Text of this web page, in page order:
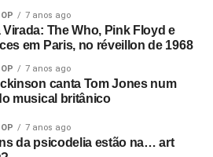
7 anos ago
Virada: The Who, Pink Floyd e
em Paris, no réveillon de 1968
7 anos ago
canta Tom Jones num
musical britânico
7 anos ago
da psicodelia estão na… art